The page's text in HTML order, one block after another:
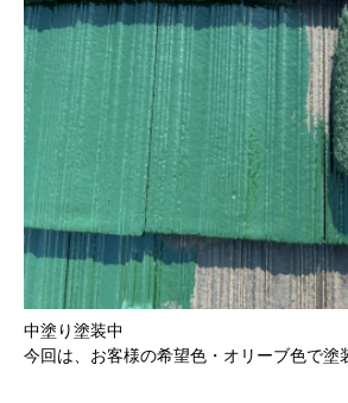
中塗り塗装中
今回は、お客様の希望色・オリーブ色で塗